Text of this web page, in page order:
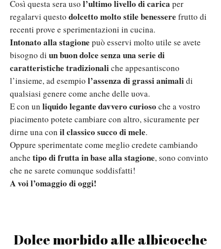
Così questa sera uso l’ultimo livello di carica per
regalarvi questo dolcetto molto stile benessere frutto di
recenti prove e sperimentazioni in cucina.
Intonato alla stagione può esservi molto utile se avete
bisogno di un buon dolce senza una serie di
caratteristiche tradizionaliche appesantiscono
l’insieme, ad esempio l’assenza di grassi animalidi
qualsiasi genere come anche delle uova.
E con un liquido legante davvero curioso che a vostro
piacimento potete cambiare con altro, sicuramente per
dirne una con il classico succo di mele.
Oppure sperimentate come meglio credete cambiando
anche tipo di frutta in base alla stagione, sono convinto
che ne sarete comunque soddisfatti!
A voi l’omaggio di oggi!
Dolce morbido alle albicocche